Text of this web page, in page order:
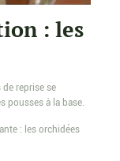
: les
reprise se
pousses à la base.
: les orchidées